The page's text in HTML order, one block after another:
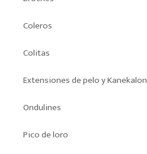
Coleros
Colitas
Extensiones de pelo y Kanekalon
Ondulines
Pico de loro